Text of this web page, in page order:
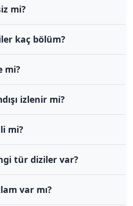
mi?
kaç bölüm?
mi?
izlenir mi?
mi?
tür diziler var?
var mı?